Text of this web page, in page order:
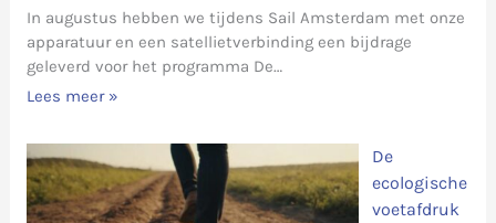
In augustus hebben we tijdens Sail Amsterdam met onze
apparatuur en een satellietverbinding een bijdrage
geleverd voor het programma De…
Lees meer »
De
ecologische
voetafdruk